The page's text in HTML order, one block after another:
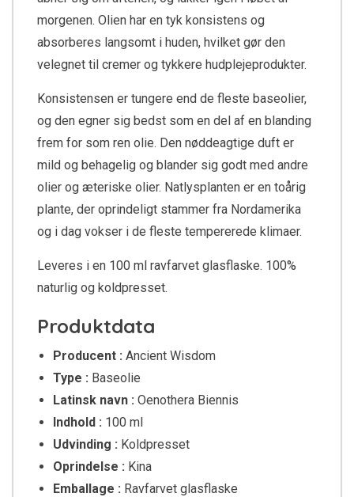
morgenen. Olien har en tyk konsistens og
absorberes langsomt i huden, hvilket gør den
velegnet til cremer og tykkere hudplejeprodukter.
Konsistensen er tungere end de fleste baseolier,
og den egner sig bedst som en del af en blanding
frem for som ren olie. Den nøddeagtige duft er
mild og behagelig og blander sig godt med andre
olier og æteriske olier. Natlysplanten er en toårig
plante, der oprindeligt stammer fra Nordamerika
og i dag vokser i de fleste tempererede klimaer.
Leveres i en 100 ml ravfarvet glasflaske. 100%
naturlig og koldpresset.
Produktdata
Producent : Ancient Wisdom
Type : Baseolie
Latinsk navn : Oenothera Biennis
Indhold : 100 ml
Udvinding : Koldpresset
Oprindelse : Kina
Emballage : Ravfarvet glasflaske